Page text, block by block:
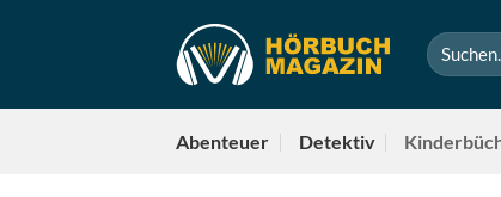
Abenteuer Detektiv